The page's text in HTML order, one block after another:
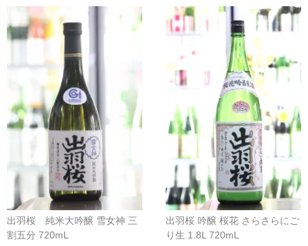
出羽桜 純米大吟醸 雪女神 三
割五分 720mL
出羽桜 吟醸 桜花 さらさらにご
り生 1.8L 720mL